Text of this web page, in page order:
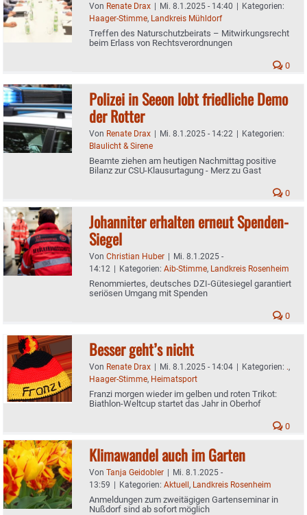
Von Renate Drax | Mi. 8.1.2025 - 14:40 | Kategorien:
Haager-Stimme, Landkreis Mühldorf
Treffen des Naturschutzbeirats – Mitwirkungsrecht
beim Erlass von Rechtsverordnungen
0
Polizei in Seeon lobt friedliche Demo
der Rotter
Von Renate Drax | Mi. 8.1.2025 - 14:22 | Kategorien:
Blaulicht & Sirene
Beamte ziehen am heutigen Nachmittag positive
Bilanz zur CSU-Klausurtagung - Merz zu Gast
0
Johanniter erhalten erneut Spenden-
Siegel
Von Christian Huber | Mi. 8.1.2025 -
14:12 | Kategorien: Aib-Stimme, Landkreis Rosenheim
Renommiertes, deutsches DZI-Gütesiegel garantiert
seriösen Umgang mit Spenden
0
Besser geht’s nicht
Von Renate Drax | Mi. 8.1.2025 - 14:04 | Kategorien: .,
Haager-Stimme, Heimatsport
Franzi morgen wieder im gelben und roten Trikot:
Biathlon-Weltcup startet das Jahr in Oberhof
0
Klimawandel auch im Garten
Von Tanja Geidobler | Mi. 8.1.2025 -
13:59 | Kategorien: Aktuell, Landkreis Rosenheim
Anmeldungen zum zweitägigen Gartenseminar in
Nußdorf sind ab sofort möglich